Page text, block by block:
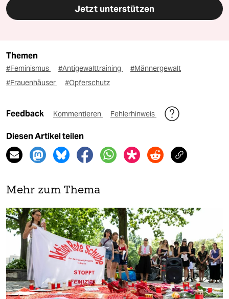
Jetzt unterstützen
Themen
#Feminismus #Antigewalttraining
#Männergewalt
#Frauenhäuser
#Opferschutz
Feedback Kommentieren Fehlerhinweis
Diesen Artikel teilen
Mehr zum Thema